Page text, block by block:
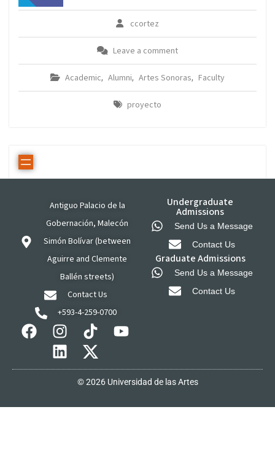
ccortez
Leave a comment
Academic, Alumni, Artes Sonoras, Faculty
proyecto
Antiguo Palacio de la
Gobernación, Malecón
Simón Bolívar (between
Aguirre and Clemente
Ballén streets)
Contact Us
+593-4-259-0700
Undergraduate
Admissions
Send Us a Message
Contact Us
Graduate Admissions
Send Us a Message
Contact Us
© 2026 Universidad de las Artes